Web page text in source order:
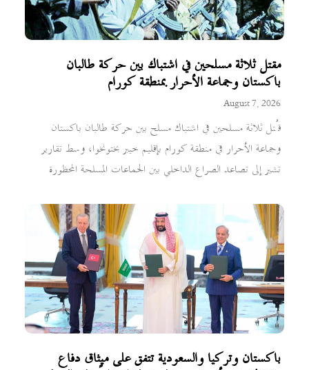
مقتل ثلاثة مسلحين في اشتباك بين حركة طالبان
باكستان وجماعة الأحرار بمنطقة كورام
August 7, 2026
قُتل ثلاثة مسلحين في اشتباك مسلح بين حركة طالبان باكستان
وجماعة الأحرار في منطقة كورام بإقليم خيبر بختونخوا، وسط تقارير
تشير إلى تصاعد الصراع الداخلي بين الجماعات المسلحة المحظورة
باكستان وتركيا والسعودية تتفق على ميثاق دفاع